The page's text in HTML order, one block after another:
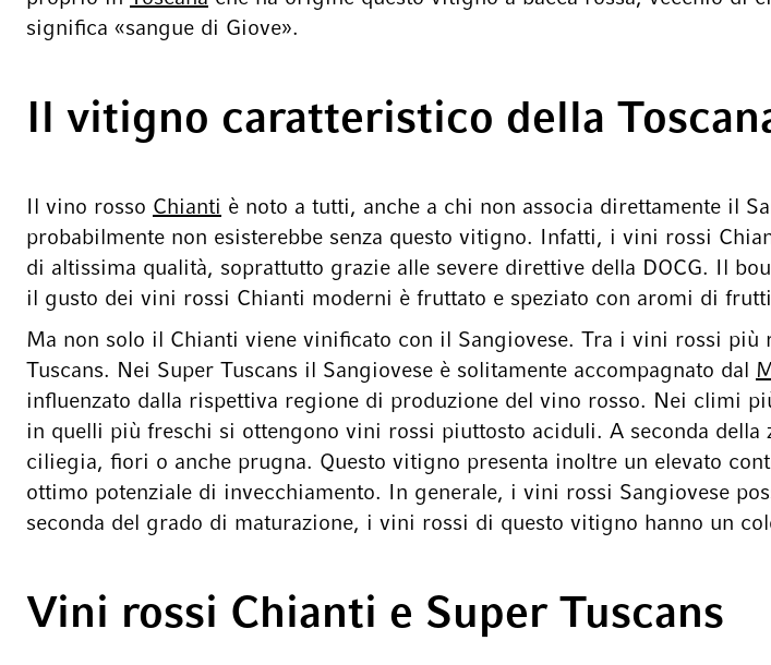
significa «sangue di Giove».
Il vitigno caratteristico della
Il vino rosso Chianti è noto a tutti, anche a chi non associa direttamente il
probabilmente non esisterebbe senza questo vitigno. Infatti, i vini rossi
di altissima qualità, soprattutto grazie alle severe direttive della DOCG. Il
il gusto dei vini rossi Chianti moderni è fruttato e speziato con aromi di
Ma non solo il Chianti viene vinificato con il Sangiovese. Tra i vini rossi
Tuscans. Nei Super Tuscans il Sangiovese è solitamente accompagnato dal
influenzato dalla rispettiva regione di produzione del vino rosso. Nei climi
in quelli più freschi si ottengono vini rossi piuttosto aciduli. A seconda
ciliegia, fiori o anche prugna. Questo vitigno presenta inoltre un elevato
ottimo potenziale di invecchiamento. In generale, i vini rossi Sangiovese
seconda del grado di maturazione, i vini rossi di questo vitigno hanno un
Vini rossi Chianti e Super Tuscans